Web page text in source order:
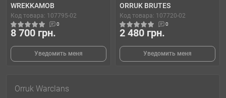
WREKKAMOB
Код товара: 107795-02
0
8 700 грн.
Уведомить меня
ORRUK BRUTES
Код товара: 107720-02
0
2 480 грн.
Уведомить меня
Orruk Warclans